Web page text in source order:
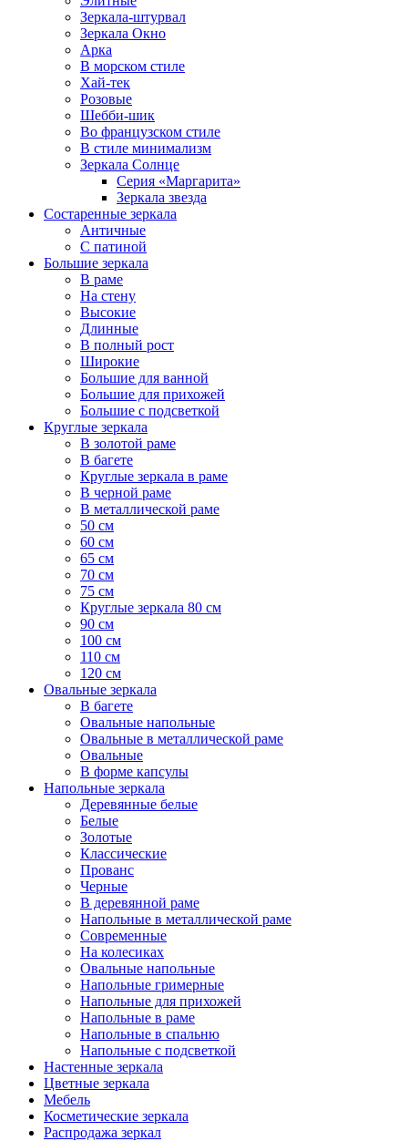
Зеркала-штурвал
Зеркала Окно
Арка
В морском стиле
Хай-тек
Розовые
Шебби-шик
Во французском стиле
В стиле минимализм
Зеркала Солнце
Серия «Маргарита»
Зеркала звезда
Состаренные зеркала
Античные
С патиной
Большие зеркала
В раме
На стену
Высокие
Длинные
В полный рост
Широкие
Большие для ванной
Большие для прихожей
Большие с подсветкой
Круглые зеркала
В золотой раме
В багете
Круглые зеркала в раме
В черной раме
В металлической раме
50 см
60 см
65 см
70 см
75 см
Круглые зеркала 80 см
90 см
100 см
110 см
120 см
Овальные зеркала
В багете
Овальные напольные
Овальные в металлической раме
Овальные
В форме капсулы
Напольные зеркала
Деревянные белые
Белые
Золотые
Классические
Прованс
Черные
В деревянной раме
Напольные в металлической раме
Современные
На колесиках
Овальные напольные
Напольные гримерные
Напольные для прихожей
Напольные в раме
Напольные в спальню
Напольные с подсветкой
Настенные зеркала
Цветные зеркала
Мебель
Косметические зеркала
Распродажа зеркал